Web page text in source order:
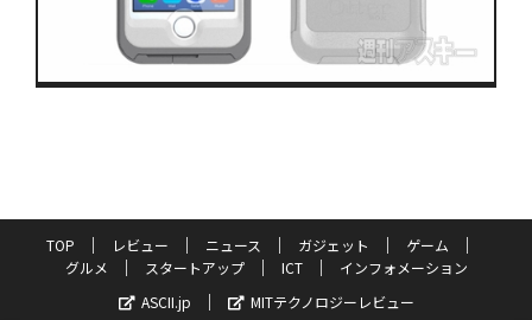
TOP レビュー ニュース ガジェット
ゲーム
グルメ
スタートアップ ICT
インフォメーション
ASCII.jp
MITテクノロジーレビュー